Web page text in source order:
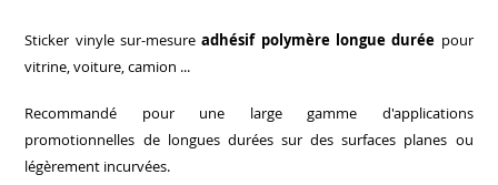
Sticker vinyle sur-mesureadhésif polymère longue durée pour
vitrine, voiture, camion ...
Recommandé pour une large gamme d'applications
promotionnelles de longues durées sur des surfaces planes ou
légèrement incurvées.